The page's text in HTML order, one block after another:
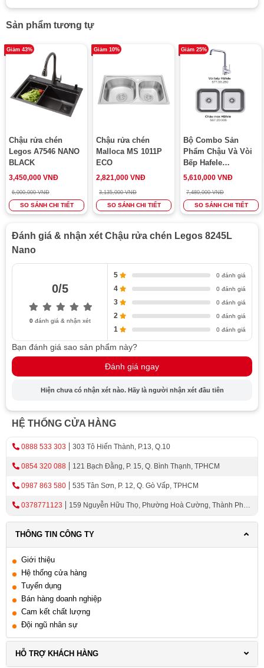
Sản phẩm tương tự
Giảm 43%
Chậu rửa chén
Legos A7546 NANO
BLACK
3,450,000 VNĐ
6,000,000 VNĐ
SO SÁNH CHI TIẾT
Giảm 10%
Chậu rửa chén
Malloca MS 1011P
ECO
2,821,000 VNĐ
3,135,000 VNĐ
SO SÁNH CHI TIẾT
Giảm 25%
Bộ Combo Sản
Phẩm Chậu Và Vòi
Bếp Hafele
567.20.509
5,610,000 VNĐ
7,480,000 VNĐ
SO SÁNH CHI TIẾT
Đánh giá & nhận xét Chậu rửa chén Legos 8245L
Nano
0/5
0đánh giá & nhận xét
5 0 đánh giá
4 0 đánh giá
3 0 đánh giá
2 0 đánh giá
1 0 đánh giá
Bạn đánh giá sao sản phẩm này?
Đánh giá ngay
Hiện chưa có nhận xét nào. Hãy là người nhận xét đầu tiên
HỆ THỐNG CỬA HÀNG
0888 533 303 303 Tô Hiến Thành, P.13, Q.10
0854 320 088 121 Bạch Đằng, P. 15, Q. Bình Thạnh, TPHCM
0987 863 580 535 Tân Sơn, P. 12, Q. Gò Vấp, TPHCM
0378771123
159 Nguyễn Hữu Thọ, Phường Hoà Cường, Thành Phố
THÔNG TIN CÔNG TY
Giới thiệu
Hệ thống cửa hàng
Tuyển dụng
Bán hàng doanh nghiệp
Cam kết chất lượng
Đội ngũ nhân sự
HỖ TRỢ KHÁCH HÀNG